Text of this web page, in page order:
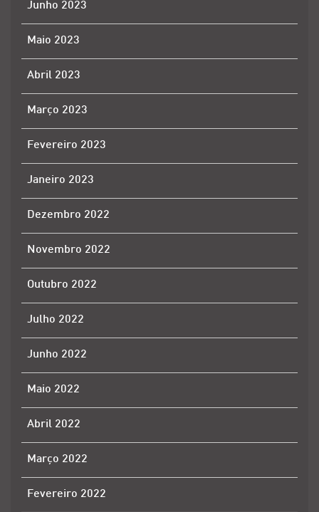
Junho 2023
Maio 2023
Abril 2023
Março 2023
Fevereiro 2023
Janeiro 2023
Dezembro 2022
Novembro 2022
Outubro 2022
Julho 2022
Junho 2022
Maio 2022
Abril 2022
Março 2022
Fevereiro 2022